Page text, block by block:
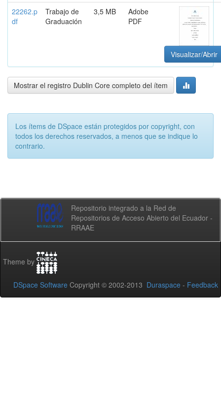
22262.p
df
Trabajo de
Graduación
3,5 MB
Adobe
PDF
Visualizar/Abrir
Mostrar el registro Dublin Core completo del ítem
Los ítems de DSpace están protegidos por copyright, con
todos los derechos reservados, a menos que se indique lo
contrario.
Repositorio integrado a la Red de
Repositorios de Acceso Abierto del Ecuador -
RRAAE
Theme by
DSpace Software Copyright © 2002-2013 Duraspace - Feedback